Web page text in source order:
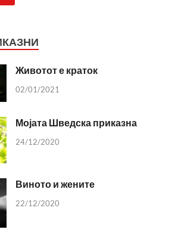
Животот е краток
02/01/2021
Мојата Шведска приказна
24/12/2020
Виното и жените
22/12/2020